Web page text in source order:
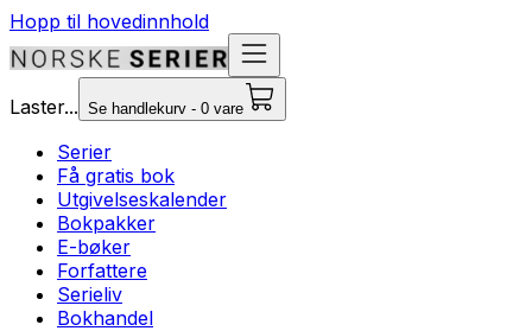
Hopp til hovedinnhold
Laster... Se handlekurv - 0 vare
Serier
Få gratis bok
Utgivelseskalender
Bokpakker
E-bøker
Forfattere
Serieliv
Bokhandel